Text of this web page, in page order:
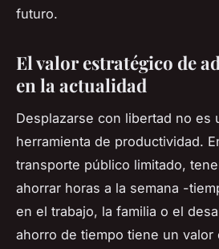
futuro.
El valor estratégico de
en la actualidad
Desplazarse con libertad no es
herramienta de productividad.
transporte público limitado,
ahorrar horas a la semana -
en el trabajo, la familia o el
ahorro de tiempo tiene un valor